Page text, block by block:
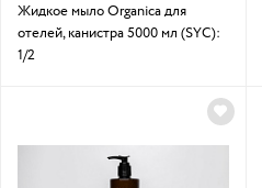
Жидкое мыло Organica для
отелей, канистра 5000 мл (SYC):
1/2